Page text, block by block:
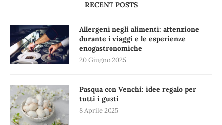
RECENT POSTS
Allergeni negli alimenti: attenzione
durante i viaggi e le esperienze
enogastronomiche
20 Giugno 2025
Pasqua con Venchi: idee regalo per
tutti i gusti
8 Aprile 2025